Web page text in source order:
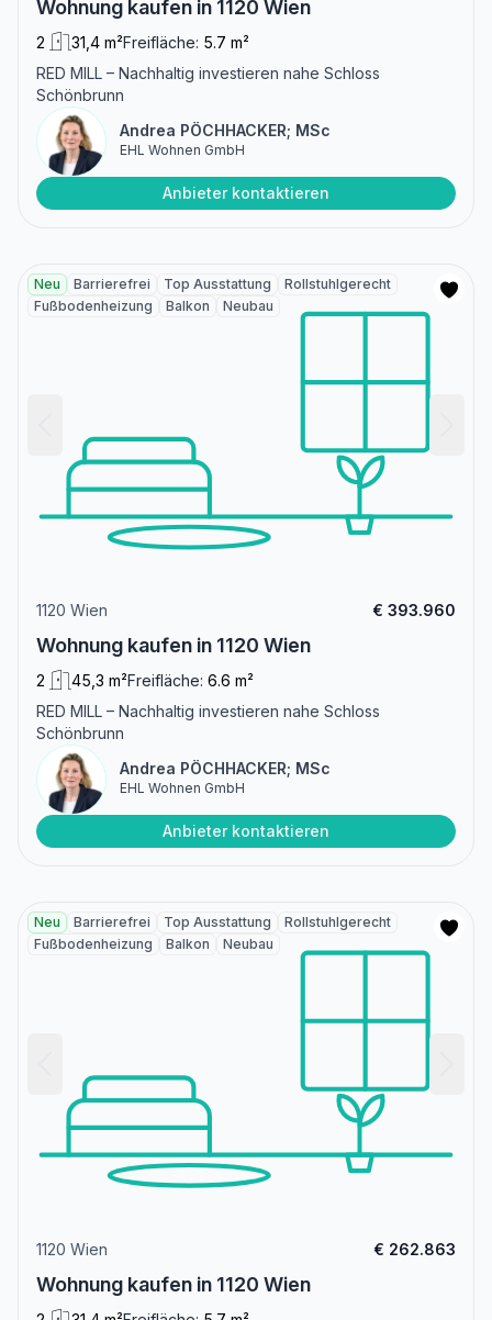
Wohnung kaufen in 1120 Wien
2 31,4 m²Freifläche: 5.7 m²
RED MILL – Nachhaltig investieren nahe Schloss
Schönbrunn
Andrea PÖCHHACKER; MSc
EHL Wohnen GmbH
Anbieter kontaktieren
Neu Barrierefrei Top Ausstattung
Rollstuhlgerecht
Fußbodenheizung
Balkon Neubau
1120 Wien € 393.960
Wohnung kaufen in 1120 Wien
2 45,3 m²Freifläche: 6.6 m²
RED MILL – Nachhaltig investieren nahe Schloss
Schönbrunn
Andrea PÖCHHACKER; MSc
EHL Wohnen GmbH
Anbieter kontaktieren
Neu Barrierefrei Top Ausstattung
Rollstuhlgerecht
Fußbodenheizung
Balkon Neubau
1120 Wien € 262.863
Wohnung kaufen in 1120 Wien